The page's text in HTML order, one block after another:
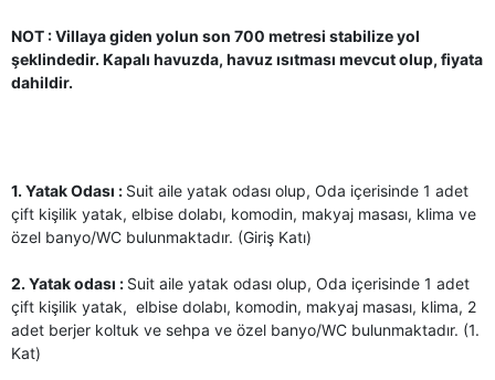
NOT : Villaya giden yolun son 700 metresi stabilize yol
şeklindedir. Kapalı havuzda, havuz ısıtması mevcut olup, fiyata
dahildir.
1. Yatak Odası : Suit aile yatak odası olup, Oda içerisinde 1 adet
çift kişilik yatak, elbise dolabı, komodin, makyaj masası, klima ve
özel banyo/WC bulunmaktadır. (Giriş Katı)
2. Yatak odası : Suit aile yatak odası olup, Oda içerisinde 1 adet
çift kişilik yatak, elbise dolabı, komodin, makyaj masası, klima, 2
adet berjer koltuk ve sehpa ve özel banyo/WC bulunmaktadır. (1.
Kat)